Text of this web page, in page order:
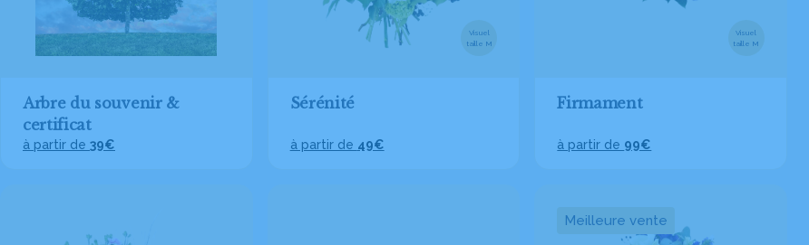
Arbre du souvenir &
certificat
à partir de 39€
Visuel
taille M
Sérénité
à partir de 49€
Visuel
taille M
Firmament
à partir de 99€
Meilleure vente